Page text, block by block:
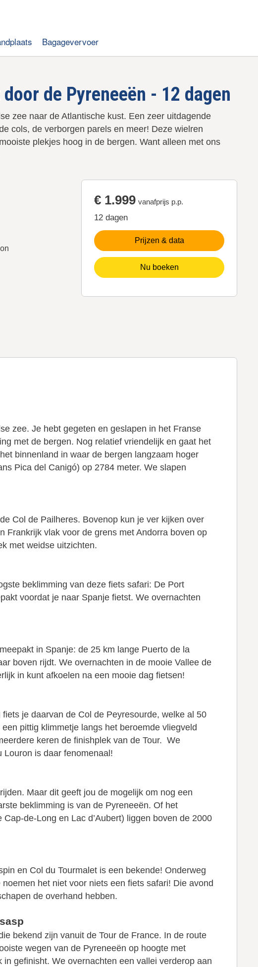
Bagagevervoer
de Pyreneeën - 12 dagen
zee naar de Atlantische kust. Een zeer uitdagende
cols, de verborgen parels en meer! Deze wielren
plekjes hoog in de bergen. Want alleen met ons
€ 1.999 vanafprijs p.p.
12 dagen
Prijzen & data
Nu boeken
zee. Je hebt gegeten en geslapen in het Franse
met de bergen. Nog relatief vriendelijk en gaat het
binnenland in waar de bergen langzaam hoger
Pica del Canigó) op 2784 meter. We slapen
Col de Pailheres. Bovenop kun je ver kijken over
Frankrijk vlak voor de grens met Andorra boven op
met weidse uitzichten.
beklimming van deze fiets safari: De Port
voordat je naar Spanje fietst. We overnachten
in Spanje: de 25 km lange Puerto de la
boven rijdt. We overnachten in de mooie Vallee de
in kunt afkoelen na een mooie dag fietsen!
je daarvan de Col de Peyresourde, welke al 50
pittig klimmetje langs het beroemde vliegveld
keren de finishplek van de Tour. We
Louron is daar fenomenaal!
Maar dit geeft jou de mogelijk om nog een
beklimming is van de Pyreneeën. Of het
de-Long en Lac d’Aubert) liggen boven de 2000
en Col du Tourmalet is een bekende! Onderweg
het niet voor niets een fiets safari! Die avond
de overhand hebben.
bekend zijn vanuit de Tour de France. In de route
wegen van de Pyreneeën op hoogte met
gefinisht. We overnachten een vallei verderop aan